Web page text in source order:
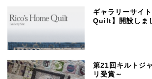
ギャラリーサイ
Quilt】開設しま
第21回キルトジ
リ受賞～